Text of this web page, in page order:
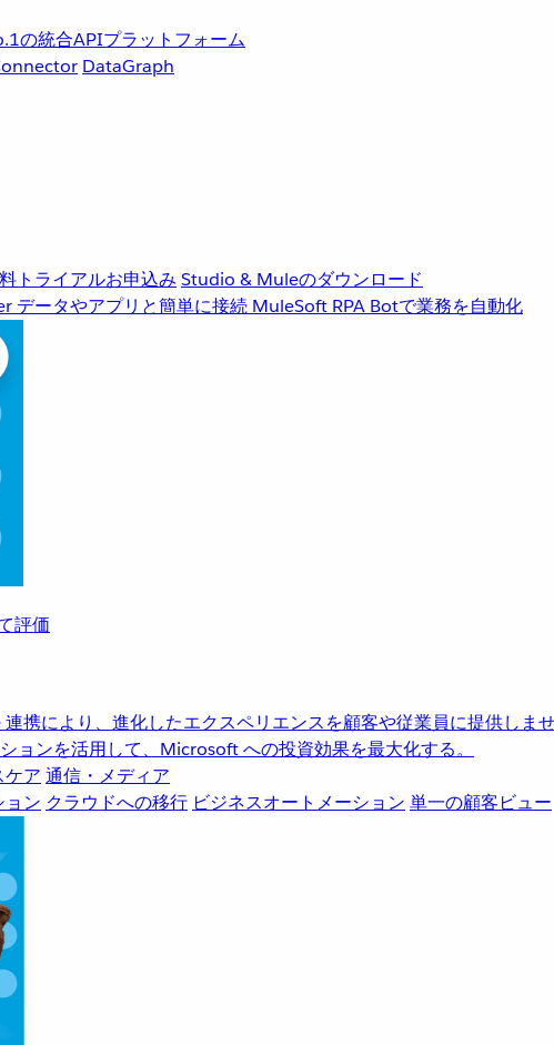
の統合APIプラットフォーム
DataGraph
トライアルお申込み Studio & Muleのダウンロード
データやアプリと簡単に接続 MuleSoft RPA Botで業務を自動化
評価
携により、進化したエクスペリエンスを顧客や従業員に提供しま
ョンを活用して、Microsoft への投資効果を最大化する。
ケア 通信・メディア
ョン クラウドへの移行 ビジネスオートメーション 単一の顧客ビュー